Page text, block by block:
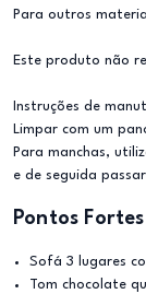
Para outros
Este produto não
Instruções de
Limpar com um
Para manchas,
e de seguida
Pontos Fortes
Sofá 3 lugares
Tom chocolate